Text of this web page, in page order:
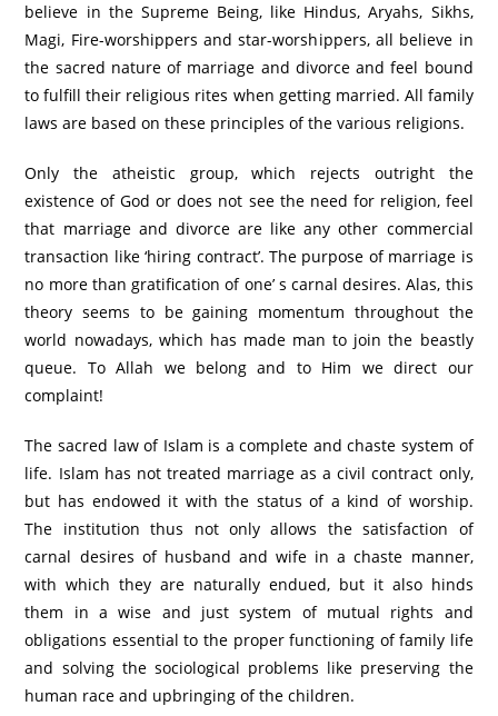
believe in the Supreme Being, like Hindus, Aryahs, Sikhs,
Magi, Fire-worshippers and star-worshippers, all believe in
the sacred nature of marriage and divorce and feel bound
to fulfill their religious rites when getting married. All family
laws are based on these principles of the various religions.
Only the atheistic group, which rejects outright the
existence of God or does not see the need for religion, feel
that marriage and divorce are like any other commercial
transaction like ‘hiring contract’. The purpose of marriage is
no more than gratification of one’ s carnal desires. Alas, this
theory seems to be gaining momentum throughout the
world nowadays, which has made man to join the beastly
queue. To Allah we belong and to Him we direct our
complaint!
The sacred law of Islam is a complete and chaste system of
life. Islam has not treated marriage as a civil contract only,
but has endowed it with the status of a kind of worship.
The institution thus not only allows the satisfaction of
carnal desires of husband and wife in a chaste manner,
with which they are naturally endued, but it also hinds
them in a wise and just system of mutual rights and
obligations essential to the proper functioning of family life
and solving the sociological problems like preserving the
human race and upbringing of the children.